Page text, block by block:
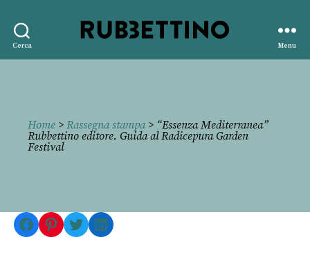
Cerca
editore
Menu
Home > Rassegna stampa> “Essenza Mediterranea”
Rubbettino editore. Guida al Radicepura Garden
Festival
Facebook
Pinterest
TwitterLinkedIn